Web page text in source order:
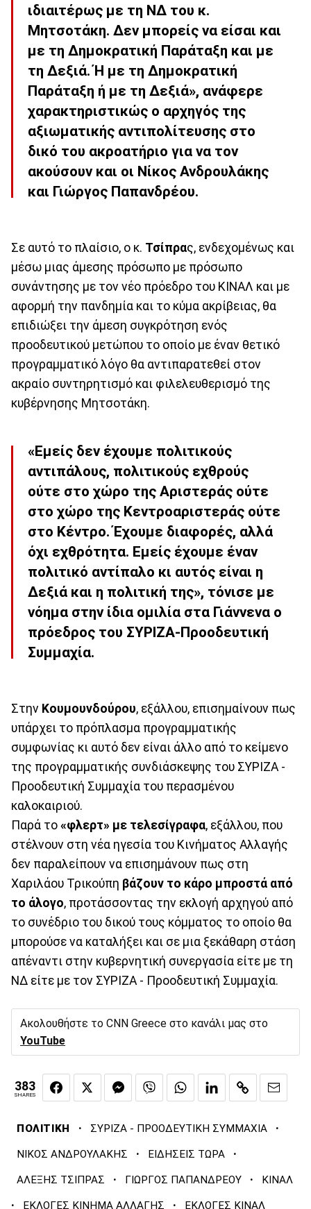
ιδιαιτέρως με τη ΝΔ του κ.
Μητσοτάκη. Δεν μπορείς να είσαι και
με τη Δημοκρατική Παράταξη και με
τη Δεξιά. Ή με τη Δημοκρατική
Παράταξη ή με τη Δεξιά», ανάφερε
χαρακτηριστικώς ο αρχηγός της
αξιωματικής αντιπολίτευσης στο
δικό του ακροατήριο για να τον
ακούσουν και οι Νίκος Ανδρουλάκης
και Γιώργος Παπανδρέου.
Σε αυτό το πλαίσιο, ο κ. Τσίπρας, ενδεχομένως και
μέσω μιας άμεσης πρόσωπο με πρόσωπο
συνάντησης με τον νέο πρόεδρο του ΚΙΝΑΛ και με
αφορμή την πανδημία και το κύμα ακρίβειας, θα
επιδιώξει την άμεση συγκρότηση ενός
προοδευτικού μετώπου το οποίο με έναν θετικό
προγραμματικό λόγο θα αντιπαρατεθεί στον
ακραίο συντηρητισμό και φιλελευθερισμό της
κυβέρνησης Μητσοτάκη.
«Εμείς δεν έχουμε πολιτικούς
αντιπάλους, πολιτικούς εχθρούς
ούτε στο χώρο της Αριστεράς ούτε
στο χώρο της Κεντροαριστεράς ούτε
στο Κέντρο. Έχουμε διαφορές, αλλά
όχι εχθρότητα. Εμείς έχουμε έναν
πολιτικό αντίπαλο κι αυτός είναι η
Δεξιά και η πολιτική της», τόνισε με
νόημα στην ίδια ομιλία στα Γιάννενα ο
πρόεδρος του ΣΥΡΙΖΑ-Προοδευτική
Συμμαχία.
Στην Κουμουνδούρου, εξάλλου, επισημαίνουν πως
υπάρχει το πρόπλασμα προγραμματικής
συμφωνίας κι αυτό δεν είναι άλλο από το κείμενο
της προγραμματικής συνδιάσκεψης του ΣΥΡΙΖΑ -
Προοδευτική Συμμαχία του περασμένου
καλοκαιριού.
Παρά το «φλερτ» με τελεσίγραφα, εξάλλου, που
στέλνουν στη νέα ηγεσία του Κινήματος Αλλαγής
δεν παραλείπουν να επισημάνουν πως στη
Χαριλάου Τρικούπη βάζουν το κάρο μπροστά από
το άλογο, προτάσσοντας την εκλογή αρχηγού από
το συνέδριο του δικού τους κόμματος το οποίο θα
μπορούσε να καταλήξει και σε μια ξεκάθαρη στάση
απέναντι στην κυβερνητική συνεργασία είτε με τη
ΝΔ είτε με τον ΣΥΡΙΖΑ - Προοδευτική Συμμαχία.
Ακολουθήστε το CNN Greece στο κανάλι μας στο
YouTube
383
SHARES
ΠΟΛΙΤΙΚΗ · ΣΥΡΙΖΑ - ΠΡΟΟΔΕΥΤΙΚΗ ΣΥΜΜΑΧΙΑ ·
ΝΙΚΟΣ ΑΝΔΡΟΥΛΑΚΗΣ · ΕΙΔΗΣΕΙΣ ΤΩΡΑ ·
ΑΛΕΞΗΣ ΤΣΙΠΡΑΣ · ΓΙΩΡΓΟΣ ΠΑΠΑΝΔΡΕΟΥ · ΚΙΝΑΛ
· ΕΚΛΟΓΕΣ ΚΙΝΗΜΑ ΑΛΛΑΓΗΣ · ΕΚΛΟΓΕΣ ΚΙΝΑΛ